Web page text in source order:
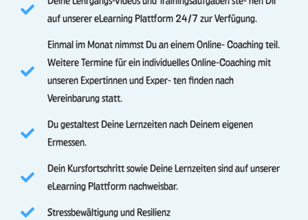
auf unserer eLearning Plattform 24/7 zur Verfügung.
Einmal im Monat nimmst Du an einem Online- Coaching teil.
Weitere Termine für ein individuelles Online-Coaching mit
unseren Expertinnen und Exper- ten finden nach
Vereinbarung statt.
Du gestaltest Deine Lernzeiten nach Deinem eigenen
Ermessen.
Dein Kursfortschritt sowie Deine Lernzeiten sind auf unserer
eLearning Plattform nachweisbar.
Stressbewältigung und Resilienz